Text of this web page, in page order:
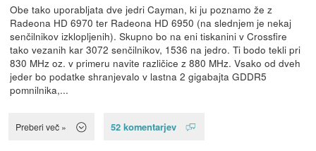
Obe tako uporabljata dve jedri Cayman, ki ju poznamo že z
Radeona HD 6970 ter Radeona HD 6950 (na slednjem je nekaj
senčilnikov izklopljenih). Skupno bo na eni tiskanini v Crossfire
tako vezanih kar 3072 senčilnikov, 1536 na jedro. Ti bodo tekli pri
830 MHz oz. v primeru navite različice z 880 MHz. Vsako od dveh
jeder bo podatke shranjevalo v lastna 2 gigabajta GDDR5
pomnilnika,...
Preberi več » 52 komentarjev